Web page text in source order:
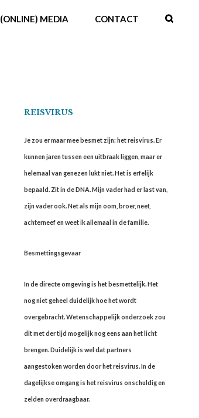
(ONLINE) MEDIA CONTACT
REISVIRUS
Je zou er maar mee besmet zijn: het reisvirus. Er
kunnen jaren tussen een uitbraak liggen, maar er
helemaal van genezen lukt niet. Het is erfelijk
bepaald. Zit in de DNA. Mijn vader had er last van,
zijn vader ook. Net als mijn oom, broer, neef,
achterneef en weet ik allemaal in de familie.
Besmettingsgevaar
In de directe omgeving is het besmettelijk. Het
nog niet geheel duidelijk hoe het wordt
overgebracht. Wetenschappelijk onderzoek zou
dit met der tijd mogelijk nog eens aan het licht
brengen. Duidelijk is wel dat partners
aangestoken worden door het reisvirus. In de
dagelijkse omgang is het reisvirus onschuldig en
zelden overdraagbaar.